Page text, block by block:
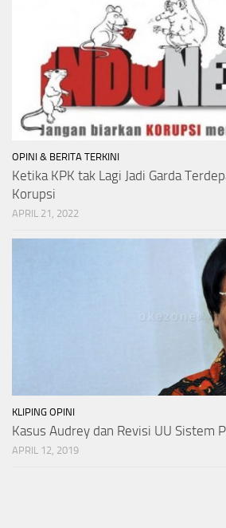
OPINI & BERITA TERKINI
Ketika KPK tak Lagi Jadi Garda
Korupsi
APRIL 21, 2022
KLIPING OPINI
Kasus Audrey dan Revisi UU Sistem
APRIL 12, 2019